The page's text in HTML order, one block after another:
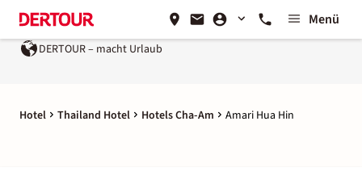
Menü
Urlaub Ein Unternehmen der
Hotel Thailand Hotel Hotels Cha-Am Amari Hua Hin